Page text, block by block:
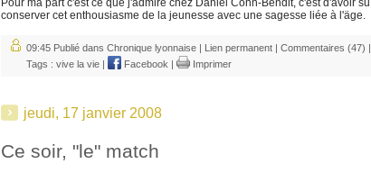
conserver cet enthousiasme de la jeunesse avec une sagesse liée à l'äge.
09:45 Publié dans Chronique lyonnaise | Lien permanent | Commentaires (47) |
Tags : vive la vie | Facebook | Imprimer
jeudi, 17 janvier 2008
Ce soir, "le" match